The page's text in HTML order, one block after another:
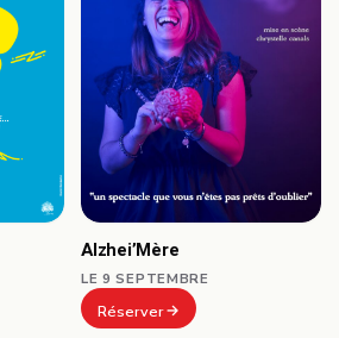
Alzhei’Mère
LE 9 SEPTEMBRE
Réserver